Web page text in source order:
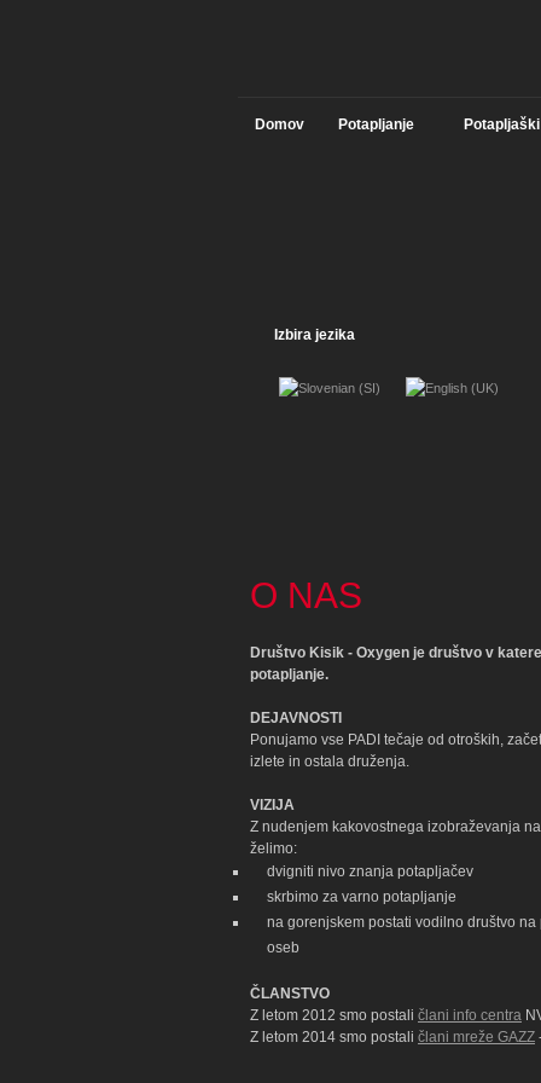
Domov Potapljanje
Izbira jezika
O NAS
Društvo Kisik - Oxygen je društvo v
potapljanje.
DEJAVNOSTI
Ponujamo vse PADI tečaje od otroških,
izlete in ostala druženja.
VIZIJA
Z nudenjem kakovostnega izobraževanja
želimo:
dvigniti nivo znanja potapljačev
skrbimo za varno potapljanje
na gorenjskem postati vodilno društvo
oseb
ČLANSTVO
Z letom 2012 smo postali člani info centra
Z letom 2014 smo postali člani mreže GAZZ